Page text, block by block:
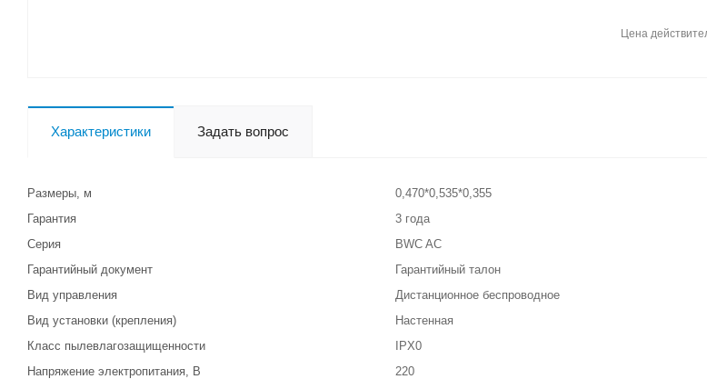
Цена
Характеристики Задать вопрос
Размеры, м
0,470*0,535*0,355
Гарантия
3 года
Серия
BWC AC
Гарантийный документ
Гарантийный талон
Вид управления
Дистанционное беспроводное
Вид установки (крепления)
Настенная
Класс пылевлагозащищенности
IPX0
Напряжение электропитания, В
220